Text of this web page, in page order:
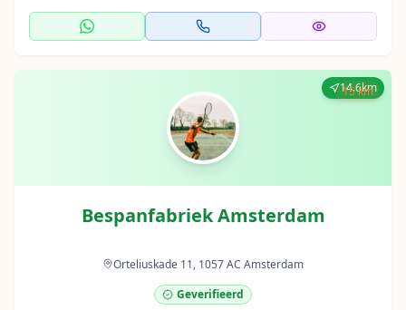
14.6km
Bespanfabriek Amsterdam
Orteliuskade 11, 1057 AC Amsterdam
Geverifieerd
15 km